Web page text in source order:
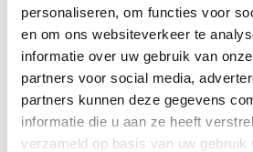
personaliseren, om functies voor
en om ons websiteverkeer te
informatie over uw gebruik van
partners voor social media,
partners kunnen deze gegevens
informatie die u aan ze heeft
verzameld op basis van uw gebruik
Productomschrijving
Spaanplaatschroeven
De SilverMate Next generation
voor elke lengte en diameter, als
markt, een eigen optimale spoed